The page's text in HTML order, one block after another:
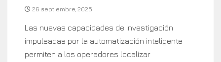
26 septiembre, 2025
Las nuevas capacidades de investigación
impulsadas por la automatización inteligente
permiten a los operadores localizar